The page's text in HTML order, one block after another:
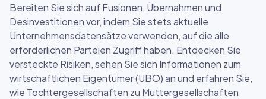
Bereiten Sie sich auf Fusionen, Übernahmen und
Desinvestitionen vor, indem Sie stets aktuelle
Unternehmensdatensätze verwenden, auf die alle
erforderlichen Parteien Zugriff haben. Entdecken Sie
versteckte Risiken, sehen Sie sich Informationen zum
wirtschaftlichen Eigentümer (UBO) an und erfahren Sie,
wie Tochtergesellschaften zu Muttergesellschaften